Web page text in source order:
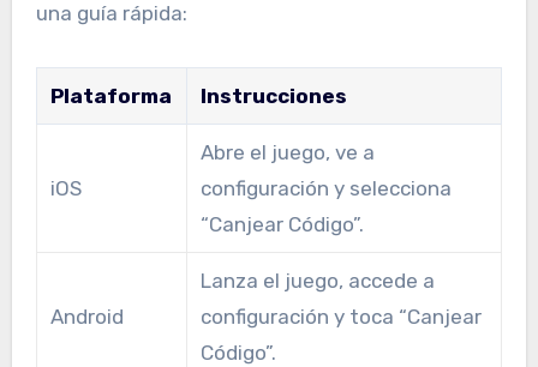
una guía rápida:
Plataforma Instrucciones
iOS
Abre el juego, ve a
configuración y selecciona
“Canjear Código”.
Android
Lanza el juego, accede a
configuración y toca “Canjear
Código”.